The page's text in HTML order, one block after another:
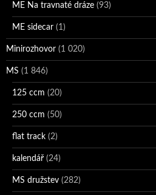
ME Na travnaté dráze (93)
ME sidecar (1)
Minirozhovor (1 020)
MS (1 846)
125 ccm (20)
250 ccm (50)
flat track (2)
kalendář (24)
MS družstev (282)